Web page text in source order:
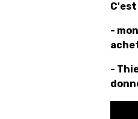
C'est
-
-